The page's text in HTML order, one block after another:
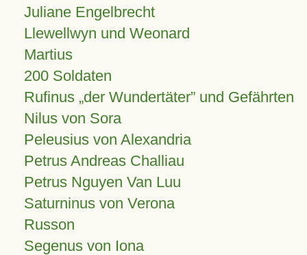
Juliane Engelbrecht
Llewellwyn und Weonard
Martius
200 Soldaten
Rufinus „der Wundertäter” und Gefährten
Nilus von Sora
Peleusius von Alexandria
Petrus Andreas Challiau
Petrus Nguyen Van Luu
Saturninus von Verona
Russon
Segenus von Iona